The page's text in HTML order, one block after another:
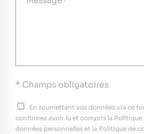
* Champs obligatoires
En soumettant vos données via ce
confirmez avoir lu et compris la
données personnelles et la Politique de